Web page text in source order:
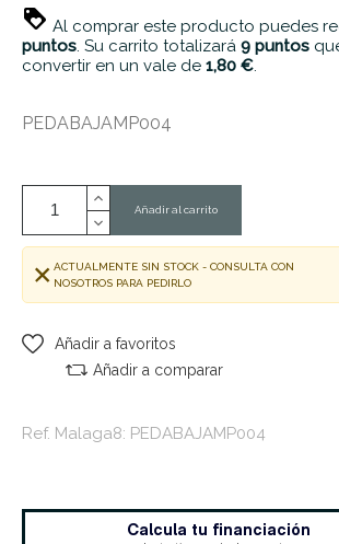
Al comprar este producto puedes
puntos. Su carrito totalizará 9 puntos
convertir en un vale de 1,80 €.
PEDABAJAMP004
Añadir al carrito
ACTUALMENTE SIN STOCK - CONSULTA CON
NOSOTROS PARA PEDIRLO
Añadir a favoritos
Añadir a comparar
Ref. Malaga8: PEDABAJAMP004